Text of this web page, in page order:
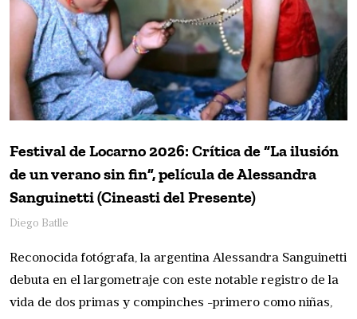
Festival de Locarno 2026: Crítica de “La ilusión
de un verano sin fin”, película de Alessandra
Sanguinetti (Cineasti del Presente)
Diego Batlle
Reconocida fotógrafa, la argentina Alessandra Sanguinetti
debuta en el largometraje con este notable registro de la
vida de dos primas y compinches -primero como niñas,